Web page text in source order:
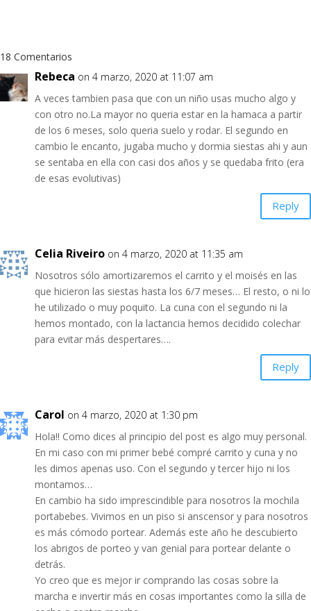
18 Comentarios
Rebeca on 4 marzo, 2020 at 11:07 am
A veces tambien pasa que con un niño usas mucho algo y
con otro no.La mayor no queria estar en la hamaca a partir
de los 6 meses, solo queria suelo y rodar. El segundo en
cambio le encanto, jugaba mucho y dormia siestas ahi y aun
se sentaba en ella con casi dos años y se quedaba frito (era
de esas evolutivas)
Reply
Celia Riveiro on 4 marzo, 2020 at 11:35 am
Nosotros sólo amortizaremos el carrito y el moisés en las
que hicieron las siestas hasta los 6/7 meses… El resto, o ni lo
he utilizado o muy poquito. La cuna con el segundo ni la
hemos montado, con la lactancia hemos decidido colechar
para evitar más despertares….
Reply
Carol on 4 marzo, 2020 at 1:30 pm
Hola!! Como dices al principio del post es algo muy personal.
En mi caso con mi primer bebé compré carrito y cuna y no
les dimos apenas uso. Con el segundo y tercer hijo ni los
montamos…
En cambio ha sido imprescindible para nosotros la mochila
portabebes. Vivimos en un piso si anscensor y para nosotros
es más cómodo portear. Además este año he descubierto
los abrigos de porteo y van genial para portear delante o
detrás.
Yo creo que es mejor ir comprando las cosas sobre la
marcha e invertir más en cosas importantes como la silla de